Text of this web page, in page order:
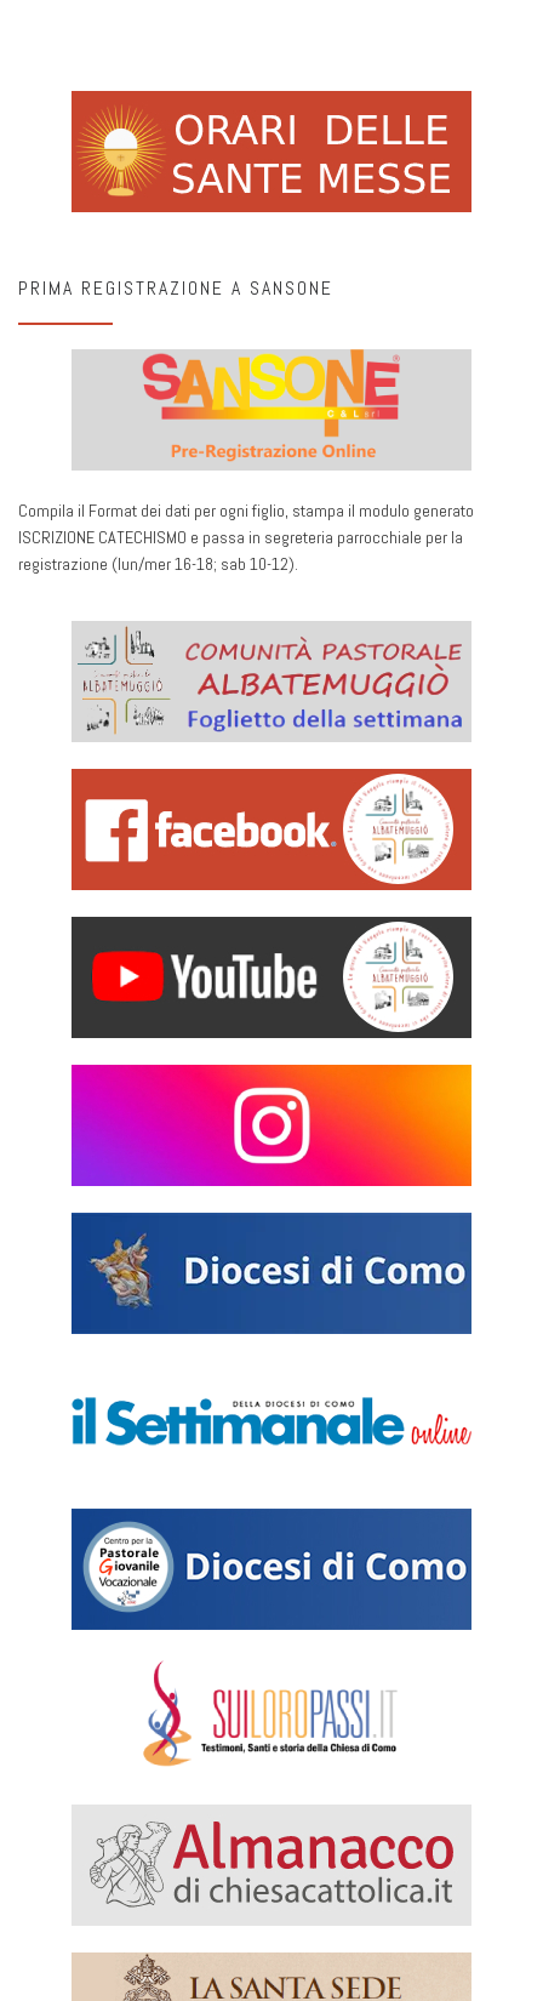
PRIMA REGISTRAZIONE A SANSONE
Compila il Format dei dati per ogni figlio, stampa il modulo generato
ISCRIZIONE CATECHISMO e passa in segreteria parrocchiale per la
registrazione (lun/mer 16-18; sab 10-12).